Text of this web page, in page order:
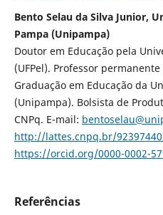
Bento Selau da Silva Junior,
Pampa (Unipampa)
Doutor em Educação pela
(UFPel). Professor
Graduação em Educação da
(Unipampa). Bolsista de
CNPq. E-mail:
http://lattes.cnpq.br/
https://orcid.org/0000-0002-
Referências